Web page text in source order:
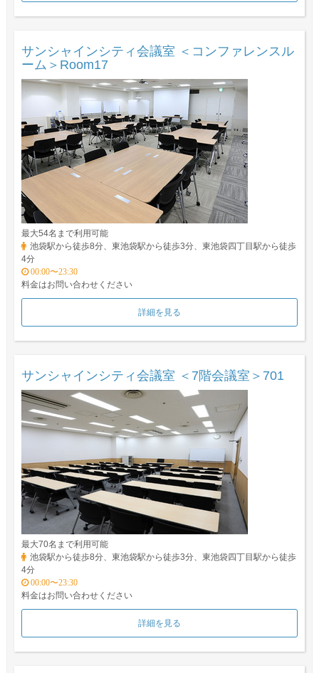
サンシャインシティ会議室 ＜コンファレンスル
ーム＞Room17
最大54名まで利用可能
池袋駅から徒歩8分、東池袋駅から徒歩3分、東池袋四丁目駅から徒歩
4分
00:00〜23:30
料金はお問い合わせください
詳細を見る
サンシャインシティ会議室 ＜7階会議室＞701
最大70名まで利用可能
池袋駅から徒歩8分、東池袋駅から徒歩3分、東池袋四丁目駅から徒歩
4分
00:00〜23:30
料金はお問い合わせください
詳細を見る